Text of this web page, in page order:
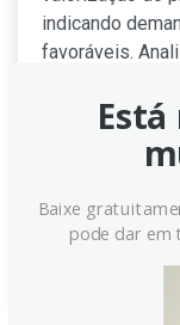
indicando
favoráveis.
continuidade
Especialistas
Continue lendo
Baixe
pode dar em